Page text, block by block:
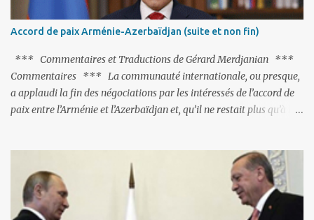
trouvent pas grâce à ses yeux, les traitant de tous les noms, avant
de les traîner en justice. Et comme les politiciens ne lui suffisent
pas, il s'attaque aux dignitaires de l'Église arménienne, les...
Accord de paix Arménie-Azerbaïdjan (suite et non fin)
*** Commentaires et Traductions de Gérard Merdjanian ***
Commentaires *** La communauté internationale, ou presque,
a applaudi la fin des négociations par les intéressés de l’accord de
paix entre l’Arménie et l’Azerbaïdjan et, qu’il ne restait plus qu’à le
Les deux points non résolus portaient sur la renonciation aux
revendications internationales mutuelles et sur l'abstention de
déployer des représentants d'autres pays le long de la frontière
entre l'Arménie et l'Azerbaïdjan. C’est chose faite, l’Arménie a